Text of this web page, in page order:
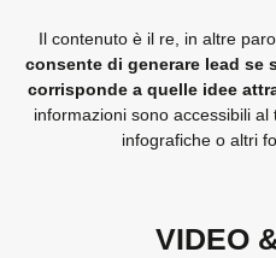
Il contenuto è il re, in altre
consente di generare lead
corrisponde a quelle idee
informazioni sono accessibili
infografiche o altri
VIDEO